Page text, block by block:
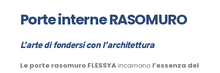
Porte interne RASOMURO
L’arte di fondersi con l’architettura
Le porte rasomuro FLESSYAincarnano l’essenza del